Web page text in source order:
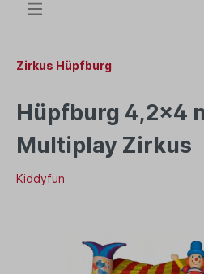
Zirkus Hüpfburg
Hüpfburg 4,2x4
Multiplay Zirkus
Kiddyfun